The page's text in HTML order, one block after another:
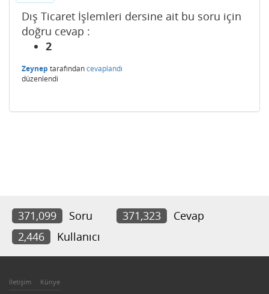
Dış Ticaret İşlemleri dersine ait bu soru için
doğru cevap :
2
Zeynep tarafındancevaplandı
düzenlendi
371,099 Soru 371,323
Cevap
2,446
Kullanıcı
İletişim Künye